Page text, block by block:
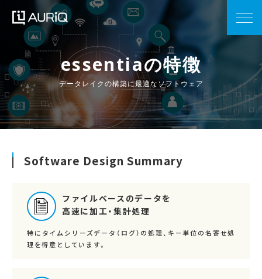
essentiaの特徴
データレイクの構築に最適なソフトウェア
Software Design Summary
ファイルベースのデータを
高速に加工・集計処理
特にタイムシリーズデータ（ログ）の処理、キー単位の名寄せ処
理を得意としています。